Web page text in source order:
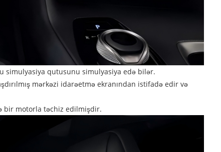
simulyasiya qutusunu simulyasiya edə bilər.
mərkəzi idarəetmə ekranından istifadə edir və
bir motorla təchiz edilmişdir.